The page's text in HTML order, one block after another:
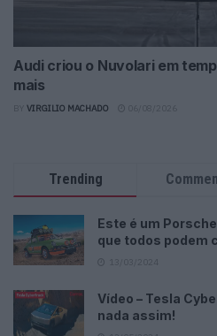
Audi criou o Nuvolari em
mais
VIRGILIO MACHADO
Trending
Este é um
que todos podem
Vídeo – Tesla
nada assim!